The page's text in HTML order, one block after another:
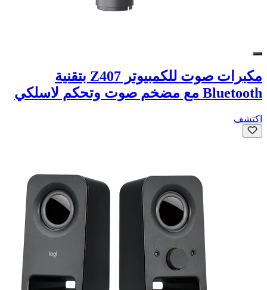
مكبرات صوت للكمبيوتر Z407 بتقنية
Bluetooth مع مضخم صوت وتحكم لاسلكي
اكتشف